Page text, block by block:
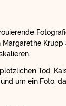
Tod.
um ein Foto,